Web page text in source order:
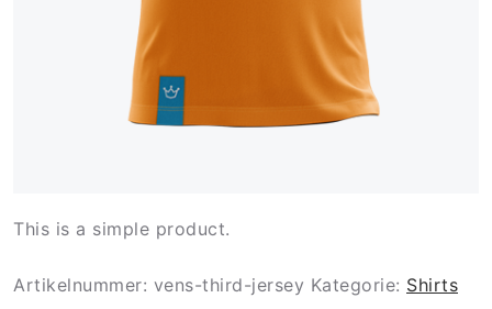
This is a simple product.
Artikelnummer: vens-third-jersey Kategorie: Shirts